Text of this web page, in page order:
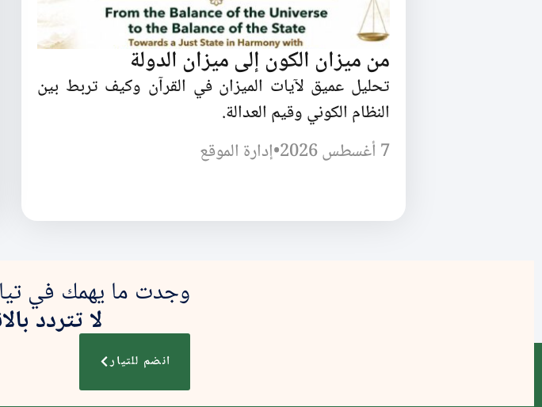
من ميزان الكون إلى ميزان الدولة
تحليل عميق لآيات الميزان في القرآن وكيف تربط بين
النظام الكوني وقيم العدالة.
7 أغسطس 2026
•إدارة الموقع
وجدت ما يهمك في
لا تتردد
انضم للتيار